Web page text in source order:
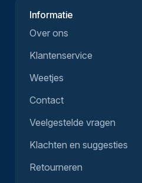
Informatie
Over ons
Klantenservice
Weetjes
Contact
Veelgestelde vragen
Klachten en suggesties
Retourneren